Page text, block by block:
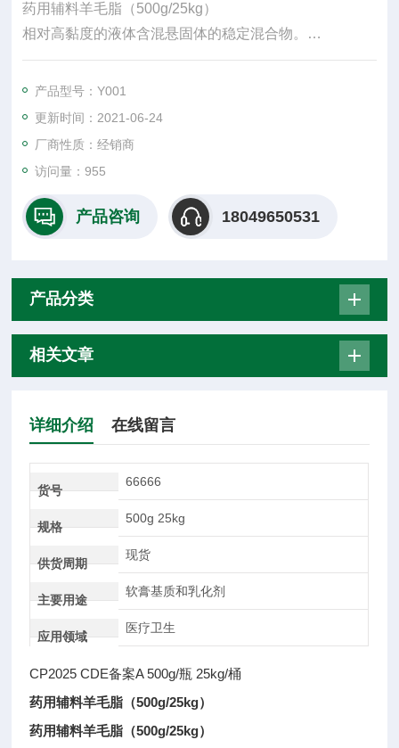
药用辅料羊毛脂（500g/25kg）
相对高黏度的液体含混悬固体的稳定混合物。
软膏基质分为（a）油性基质：不溶于水，无水、不吸收
水，难以用水去除（如凡士林）；（b）吸收性软膏基
质：无水，但能够吸收一定量的水，不溶于水而且不易
可以吸
产品型号：Y001
更新时间：2021-06-24
厂商性质：经销商
访问量：955
产品咨询 18049650531
产品分类
相关文章
详细介绍 在线留言
货号
66666
规格
500g 25kg
供货周期
现货
主要用途
软膏基质和乳化剂
应用领域
医疗卫生
CP2025 CDE备案A 500g/瓶 25kg/桶
药用辅料羊毛脂（500g/25kg）
药用辅料羊毛脂（500g/25kg）